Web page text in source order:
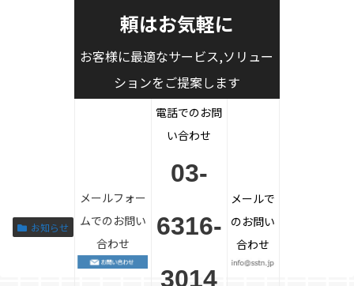
頼はお気軽に
お客様に最適なサービス,ソリュー
ションをご提案します
メールフォー
ムでのお問い
合わせ
電話でのお問
い合わせ
03-
6316-
3014
メールで
のお問い
合わせ
お知らせ